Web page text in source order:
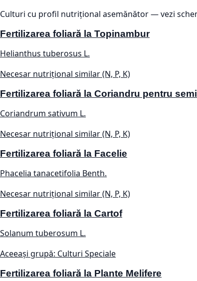
Culturi cu profil nutrițional asemănător — vezi
Fertilizarea foliară la Topinambur
Helianthus tuberosus L.
Necesar nutrițional similar (N, P, K)
Fertilizarea foliară la Coriandru pentru
Coriandrum sativum L.
Necesar nutrițional similar (N, P, K)
Fertilizarea foliară la Facelie
Phacelia tanacetifolia Benth.
Necesar nutrițional similar (N, P, K)
Fertilizarea foliară la Cartof
Solanum tuberosum L.
Aceeași grupă: Culturi Speciale
Fertilizarea foliară la Plante Melifere